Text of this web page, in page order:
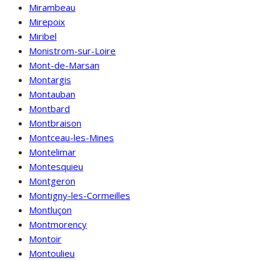
Mirambeau
Mirepoix
Miribel
Monistrom-sur-Loire
Mont-de-Marsan
Montargis
Montauban
Montbard
Montbraison
Montceau-les-Mines
Montelimar
Montesquieu
Montgeron
Montigny-les-Cormeilles
Montluçon
Montmorency
Montoir
Montoulieu